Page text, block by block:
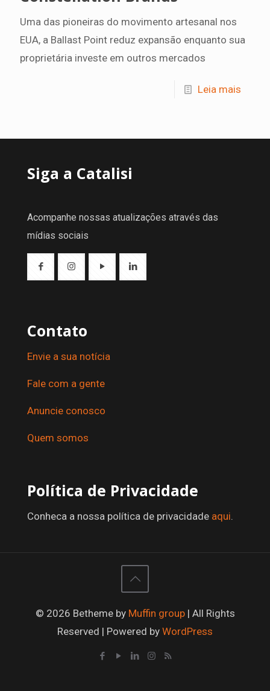
Uma das pioneiras do movimento artesanal nos
EUA, a Ballast Point reduz expansão enquanto sua
proprietária investe em outros mercados
Leia mais
Siga a Catalisi
Acompanhe nossas atualizações através das
mídias sociais
Contato
Envie a sua notícia
Fale com a gente
Anuncie conosco
Quem somos
Política de Privacidade
Conheca a nossa política de privacidade aqui.
© 2026 Betheme by Muffin group| All Rights
Reserved | Powered by WordPress